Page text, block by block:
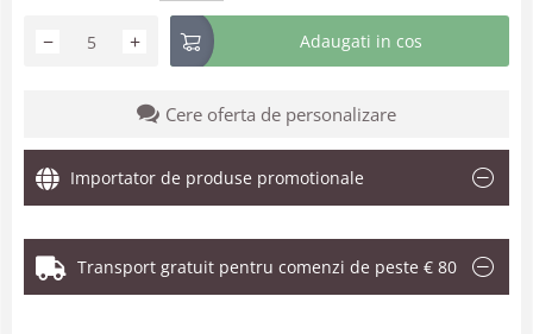
+
− Adaugati in cos
Cere oferta de personalizare
Importator de produse promotionale
Transport gratuit pentru comenzi de peste € 80